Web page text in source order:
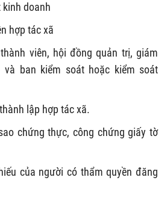
doanh
hợp tác xã
viên, hội đồng quản trị, giám
ban kiểm soát hoặc kiểm soát
lập hợp tác xã.
chứng thực, công chứng giấy tờ
của người có thẩm quyền đăng